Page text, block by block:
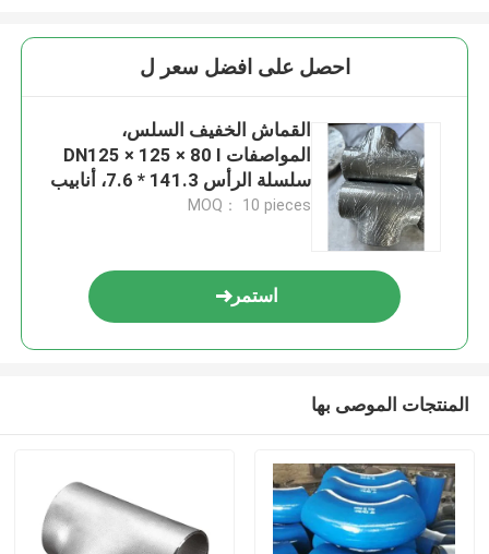
احصل على افضل سعر ل
القماش الخفيف السلس،
المواصفات DN125 × 125 × 80 I
سلسلة الرأس 141.3 * 7.6، أنابيب
الفرع 89 * 7.0 مادة Inconel600
MOQ： 10 pieces
استمر
المنتجات الموصى بها